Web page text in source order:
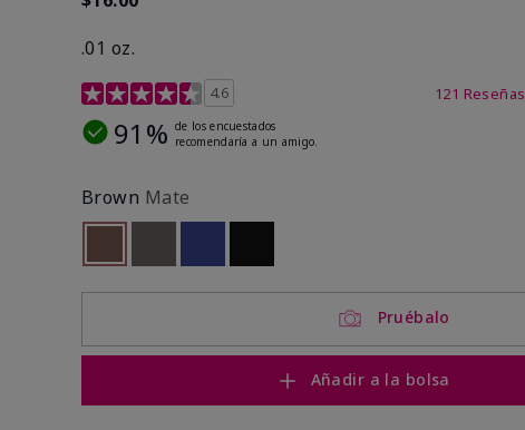
.01 oz.
Calificación de clientes de 4,1 de 5
4.6 121 Reseñas
91% de los encuestados
recomendaría a un amigo.
Brown Mate
Pruébalo
Añadir a la bolsa